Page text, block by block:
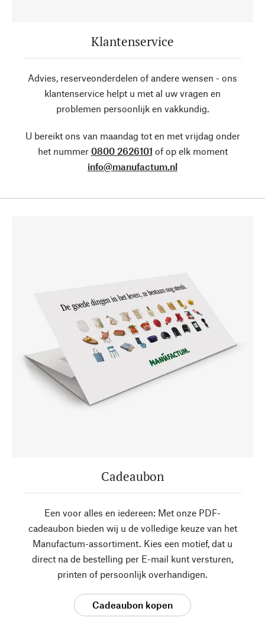
Klantenservice
Advies, reserveonderdelen of andere wensen - ons
klantenservice helpt u met al uw vragen en
problemen persoonlijk en vakkundig.
U bereikt ons van maandag tot en met vrijdag onder
het nummer 0800 2626101 of op elk moment
info@manufactum.nl
Cadeaubon
Een voor alles en iedereen: Met onze PDF-
cadeaubon bieden wij u de volledige keuze van het
Manufactum-assortiment. Kies een motief, dat u
direct na de bestelling per E-mail kunt versturen,
printen of persoonlijk overhandigen.
Cadeaubon kopen